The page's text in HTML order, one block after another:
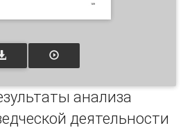
анализа
деятельности